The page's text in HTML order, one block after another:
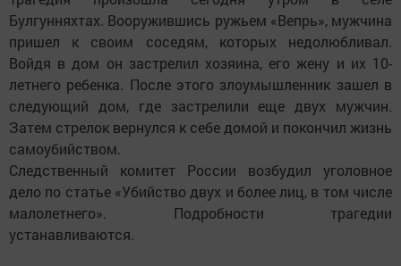
Булгунняхтах. Вооружившись ружьем «Вепрь», мужчина
пришел к своим соседям, которых недолюбливал.
Войдя в дом он застрелил хозяина, его жену и их 10-
летнего ребенка. После этого злоумышленник зашел в
следующий дом, где застрелили еще двух мужчин.
Затем стрелок вернулся к себе домой и покончил жизнь
самоубийством.
Следственный комитет России возбудил уголовное
дело по статье «Убийство двух и более лиц, в том числе
малолетнего». Подробности трагедии
устанавливаются.